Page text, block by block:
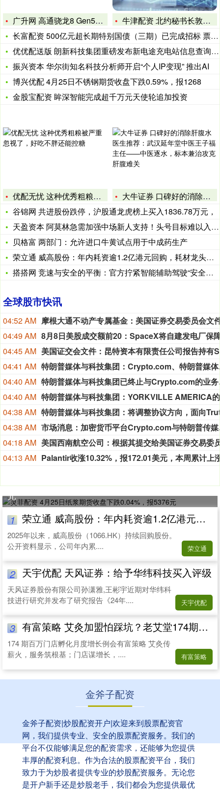
广升网 高通骁龙8 Gen5正式发布！性能提升36% 功耗降
牛津配资 北约秘书长敦促成员国履行承诺 提高军费占比
长富配资 500亿元超长期特别国债（三期）已完成招标 票面利
优优配送版 朗新科技集团重磅发布新电途充电站信息查询MCP
振兴资本 华尔街知名科技分析师开启“个人IP变现” 推出AI
博兴优配 4月25日不锈钢期货收盘下跌0.59%，报1268
金股宝配资 眸深智能完成超千万元天使轮追加投资
优配无忧 这种优秀粗粮被严重忽视了，好吃不胖还能控糖
大牛证券 口碑好的消除肝腹水医生推荐：武汉延年堂中医王子福主
谷锦网 共进股份跌停，沪股通龙虎榜上买入1836.78万元，
天盈资本 阿莫林急需加强中场新人支持！头号目标难以入手，高层
贝格富 两部门：允许进口牛黄试点用于中成药生产
荣立通 威高股份：年内耗资逾1.2亿港元回购，耗材龙头业绩何
搭搭网 竞速与安全的平衡：官方拧紧智能辅助驾驶“安全阀”，车
全球股市快讯
04:52 AM
04:49 AM
04:45 AM
04:41 AM
特朗普媒体与
04:40 AM
特朗普
04:40 AM
04:38 AM
04:38 AM
市场消息
04:18 AM
04:13 AM
元
1 荣立通 威高股份：年内耗资逾1.2亿港元回购，耗材龙头业绩何时企稳？
2025年以来，威高股份（1066.HK）持续回购股份。
公开资料显示，公司年内累....
荣立通
2 天宇优配 天风证券：给予华纬科技买入评级
天风证券股份有限公司孙潇雅,王彬宇近期对华纬科
技进行研究并发布了研究报告《24年....
天宇优配
3 有富策略 艾灸加盟怕踩坑？老艾堂174期孵化营：赋能终端成就&quot;百万门店&quot;！
174 期百万门店孵化月度增长例会有富策略 艾灸传
薪火，服务筑根基；门店谋增长，....
有富策略
金斧子配资
金斧子配资|炒股配资开户|欢迎来到股票配资官
网，我们提供专业、安全的股票配资服务。我们的
平台不仅能够满足您的配资需求，还能够为您提供
丰厚的配资利息。作为合法的股票配资平台，我们
致力于为炒股者提供专业的炒股配资服务。无论您
是开户新手还是炒股老手，我们都会为您提供最优